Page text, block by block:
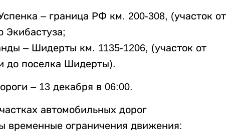
– граница РФ км. 200-308, (участок от
Экибастуза;
– Шидерты км. 1135-1206, (участок от
до поселка Шидерты).
– 13 декабря в 06:00.
автомобильных дорог
временные ограничения движения: